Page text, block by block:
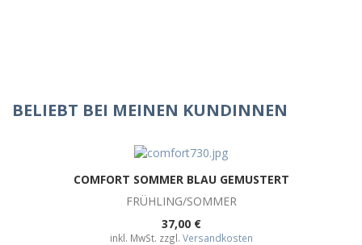
BELIEBT BEI MEINEN KUNDINNEN
COMFORT SOMMER BLAU GEMUSTERT
FRÜHLING/SOMMER
37,00 €
inkl. MwSt. zzgl. Versandkosten